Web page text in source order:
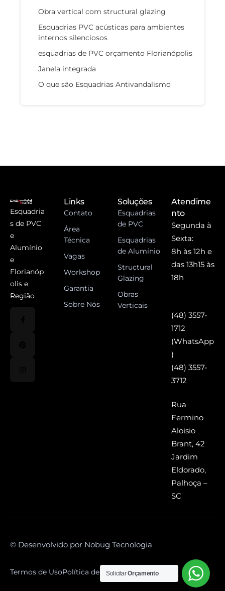
Obra vertical com structural glazing
Esquadrias PVC acústicas para ambientes
internos silenciosos
esquadrias de PVC orçamento Florianópolis
Janela integrada
O que são Esquadrias Antivandalismo
Esquadria
s de PVC
e
Alumínio
e
Florianóp
olis e
Região
Links
Contato
Área
Técnica
Vagas
Workshop
Garantia
Sobre Nós
Soluções
Esquadrias
de PVC
Esquadrias
de Alumínio
Structural
Glazing
Obras
Verticais
Atendime
nto
Segunda à
Sexta:
8h às 12h e
das 13h15 às
18h
(48) 3557-
1712
(WhatsApp
)
(48) 3557-
3712
Rua
Fermino
Aloisio
Brant, 42
Jardim
Eldorado,
Palhoça –
SC
© Desenvolvido por Nobug Tecnologia
Termos de UsoPolítica de Privacidade
SolicitarOrçamento